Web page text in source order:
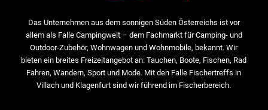
Das Unternehmen aus dem sonnigen Süden Österreichs ist vor
allem als Falle Campingwelt – dem Fachmarkt für Camping- und
Outdoor-Zubehör, Wohnwagen und Wohnmobile, bekannt. Wir
bieten ein breites Freizeitangebot an: Tauchen, Boote, Fischen, Rad
Fahren, Wandern, Sport und Mode. Mit den Falle Fischertreffs in
Villach und Klagenfurt sind wir führend im Fischerbereich.